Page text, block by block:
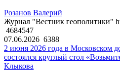
Розанов Валерий
Журнал "Вестник геополитики"
4684547
07.06.2026 6388
2 июня 2026 года в Московском
состоялся круглый стол
Клыкова